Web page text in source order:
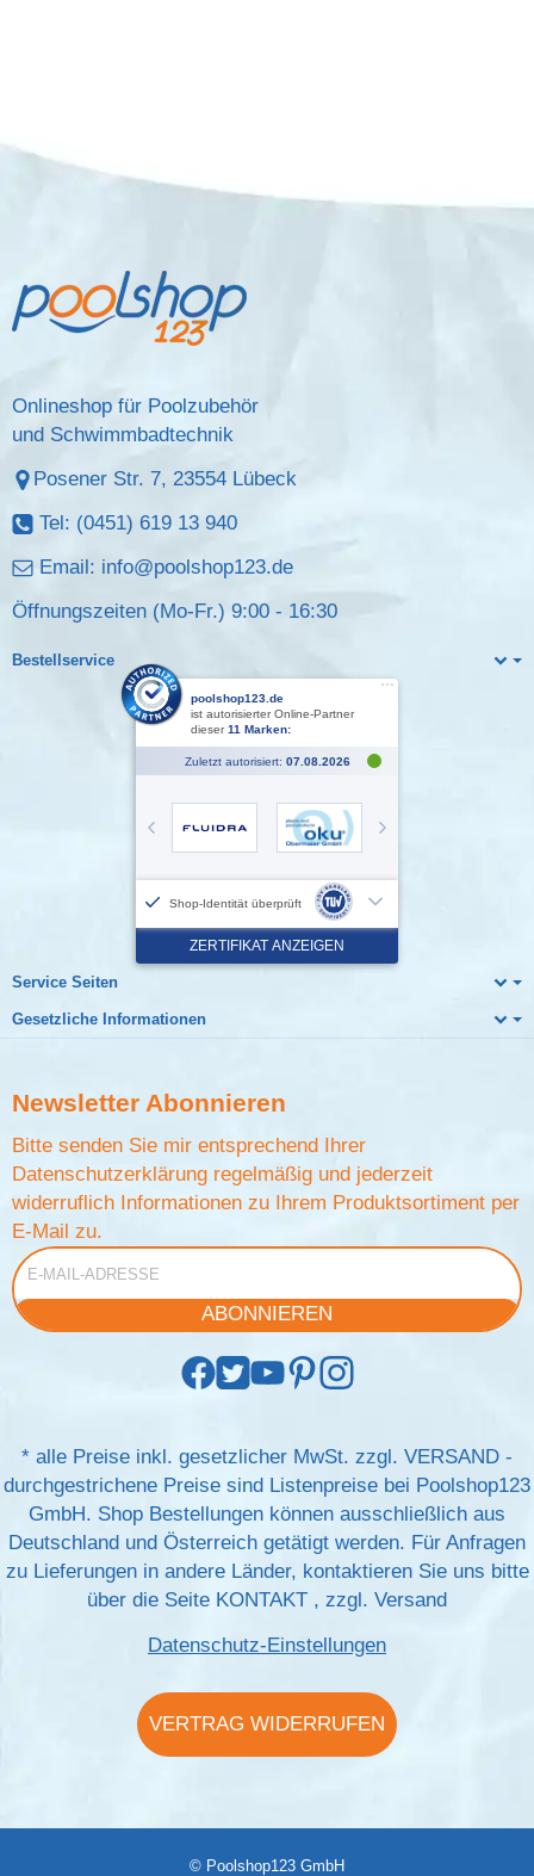
Onlineshop für Poolzubehör
und Schwimmbadtechnik
Posener Str. 7, 23554 Lübeck
Tel: (0451) 619 13 940
Email: info@poolshop123.de
Öffnungszeiten (Mo-Fr.) 9:00 - 16:30
Bestellservice
Service Seiten
Gesetzliche Informationen
Newsletter Abonnieren
Bitte senden Sie mir entsprechend Ihrer
Datenschutzerklärung regelmäßig und jederzeit
widerruflich Informationen zu Ihrem Produktsortiment per
E-Mail zu.
E-Mail-Adresse
ABONNIEREN
* alle Preise inkl. gesetzlicher MwSt. zzgl. VERSAND -
durchgestrichene Preise sind Listenpreise bei Poolshop123
GmbH. Shop Bestellungen können ausschließlich aus
Deutschland und Österreich getätigt werden. Für Anfragen
zu Lieferungen in andere Länder, kontaktieren Sie uns bitte
über die Seite KONTAKT , zzgl. Versand
Datenschutz-Einstellungen
VERTRAG WIDERRUFEN
© Poolshop123 GmbH